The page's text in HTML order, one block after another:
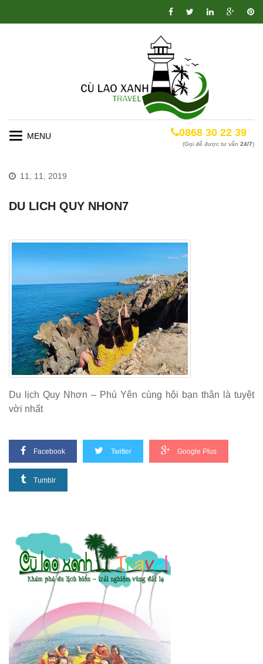
Toggle
0868 30 22 39
(Gọi để được tư vấn 24/7)
11, 11, 2019
DU LICH QUY NHON7
Du lịch Quy Nhơn – Phú Yên cùng hội bạn thân là tuyệt
vời nhất
Facebook Twitter Google Plus
Tumblr